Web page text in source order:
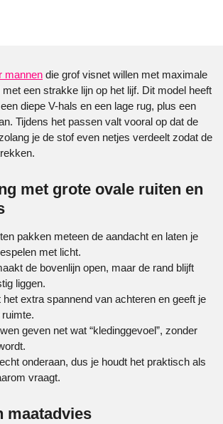
mannen die grof visnet willen met maximale
een strakke lijn op het lijf. Dit model heeft
diepe V-hals en een lage rug, plus een
Tijdens het passen valt vooral op dat de
je de stof even netjes verdeelt zodat de
met grote ovale ruiten en
pakken meteen de aandacht en laten je
met licht.
de bovenlijn open, maar de rand blijft
liggen.
het extra spannend van achteren en geeft je
geven net wat “kledinggevoel”, zonder
onderaan, dus je houdt het praktisch als
vraagt.
maatadvies